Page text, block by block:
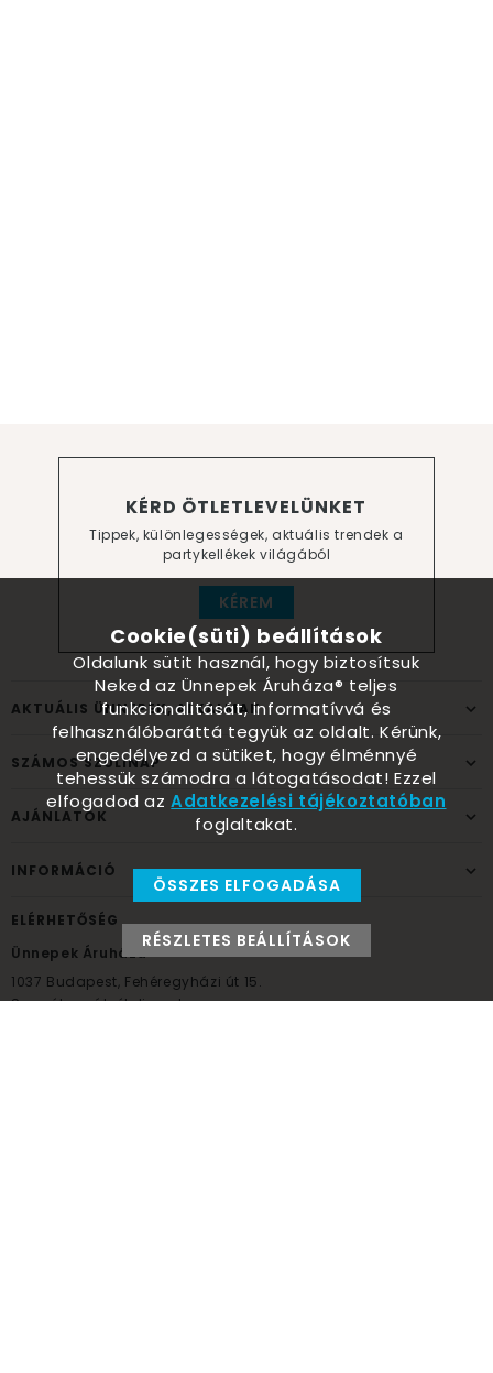
KÉRD ÖTLETLEVELÜNKET
Tippek, különlegességek, aktuális trendek a
partykellékek világából
KÉREM
AKTUÁLIS ÜNNEPEK, ALKALMAK
SZÁMOS SZÜLINAP
AJÁNLATOK
INFORMÁCIÓ
ELÉRHETŐSÉG
Ünnepek Áruháza
1037 Budapest, Fehéregyházi út 15.
Személyes átvételi pont
Cookie(süti) beállítások
Oldalunk sütit használ, hogy biztosítsuk
Neked az Ünnepek Áruháza® teljes
funkcionalitását, informatívvá és
felhasználóbaráttá tegyük az oldalt. Kérünk,
engedélyezd a sütiket, hogy élménnyé
tehessük számodra a látogatásodat! Ezzel
elfogadod azAdatkezelési tájékoztatóban
foglaltakat.
ÖSSZES ELFOGADÁSA
RÉSZLETES BEÁLLÍTÁSOK